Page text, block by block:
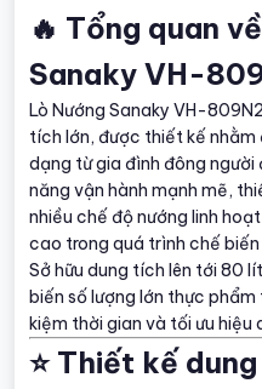
🔥 Tổng quan
Sanaky VH-
Lò Nướng Sanaky VH-
tích lớn, được thiết kế nhằm
dạng từ gia đình đông người
năng vận hành mạnh mẽ,
nhiều chế độ nướng linh
cao trong quá trình chế
Sở hữu dung tích lên tới 80
biến số lượng lớn thực
kiệm thời gian và tối ưu hiệu
⭐ Thiết kế